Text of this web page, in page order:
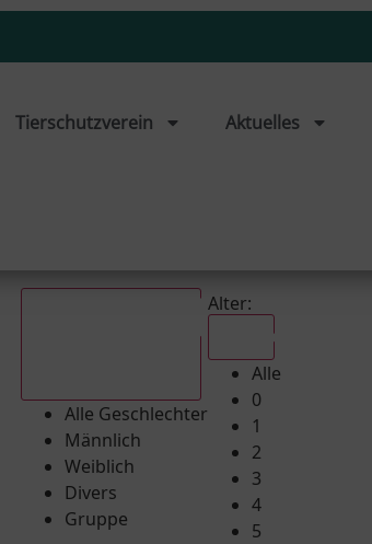
Tierschutzverein Aktuelles
Alle Geschlechter
Männlich
Weiblich
Divers
Gruppe
Alter:
Alle
0
1
2
3
4
5